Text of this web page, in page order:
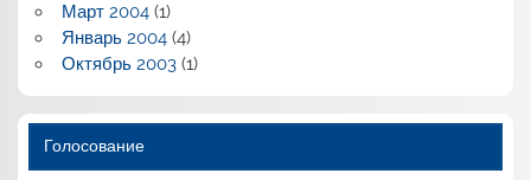
Март 2004(1)
Январь 2004(4)
Октябрь 2003(1)
Голосование